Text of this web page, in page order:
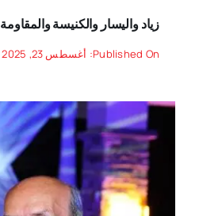
زياد واليسار والكنيسة والمقاومة
Published On: أغسطس 23, 2025